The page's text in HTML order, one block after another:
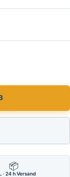
📦
· 24 h Versand